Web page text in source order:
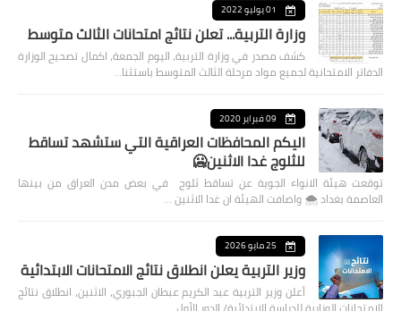
01 يوليو 2022
وزارة التربية... تعلن نتائج امتحانات الثالث متوسط
كشف مصدر في وزارة التربية، اليوم الجمعة، اكمال تصحيح الوزارة
الدفاتر الامتحانية لجميع مواد مرحلة الثالث المتوسط باستثنا…
09 فبراير 2020
اليكم المحافظات العراقية التي ستشهد تساقط
للثلوج غدا الاثنين🥶
توقعت هيئة الانواء الجوية عن تساقط ثلوج في بعض مدن العراق من بينها
العاصمة بغداد ⁦🌨️⁩ واضافت الهيئة ان غدا الاثنين …
25 مايو 2026
وزير التربية يعلن انطلاق نتائج الامتحانات الابتدائية
أعلن وزير التربية عبد الكريم عبطان الجبوري، الاثنين، انطلاق نتائج